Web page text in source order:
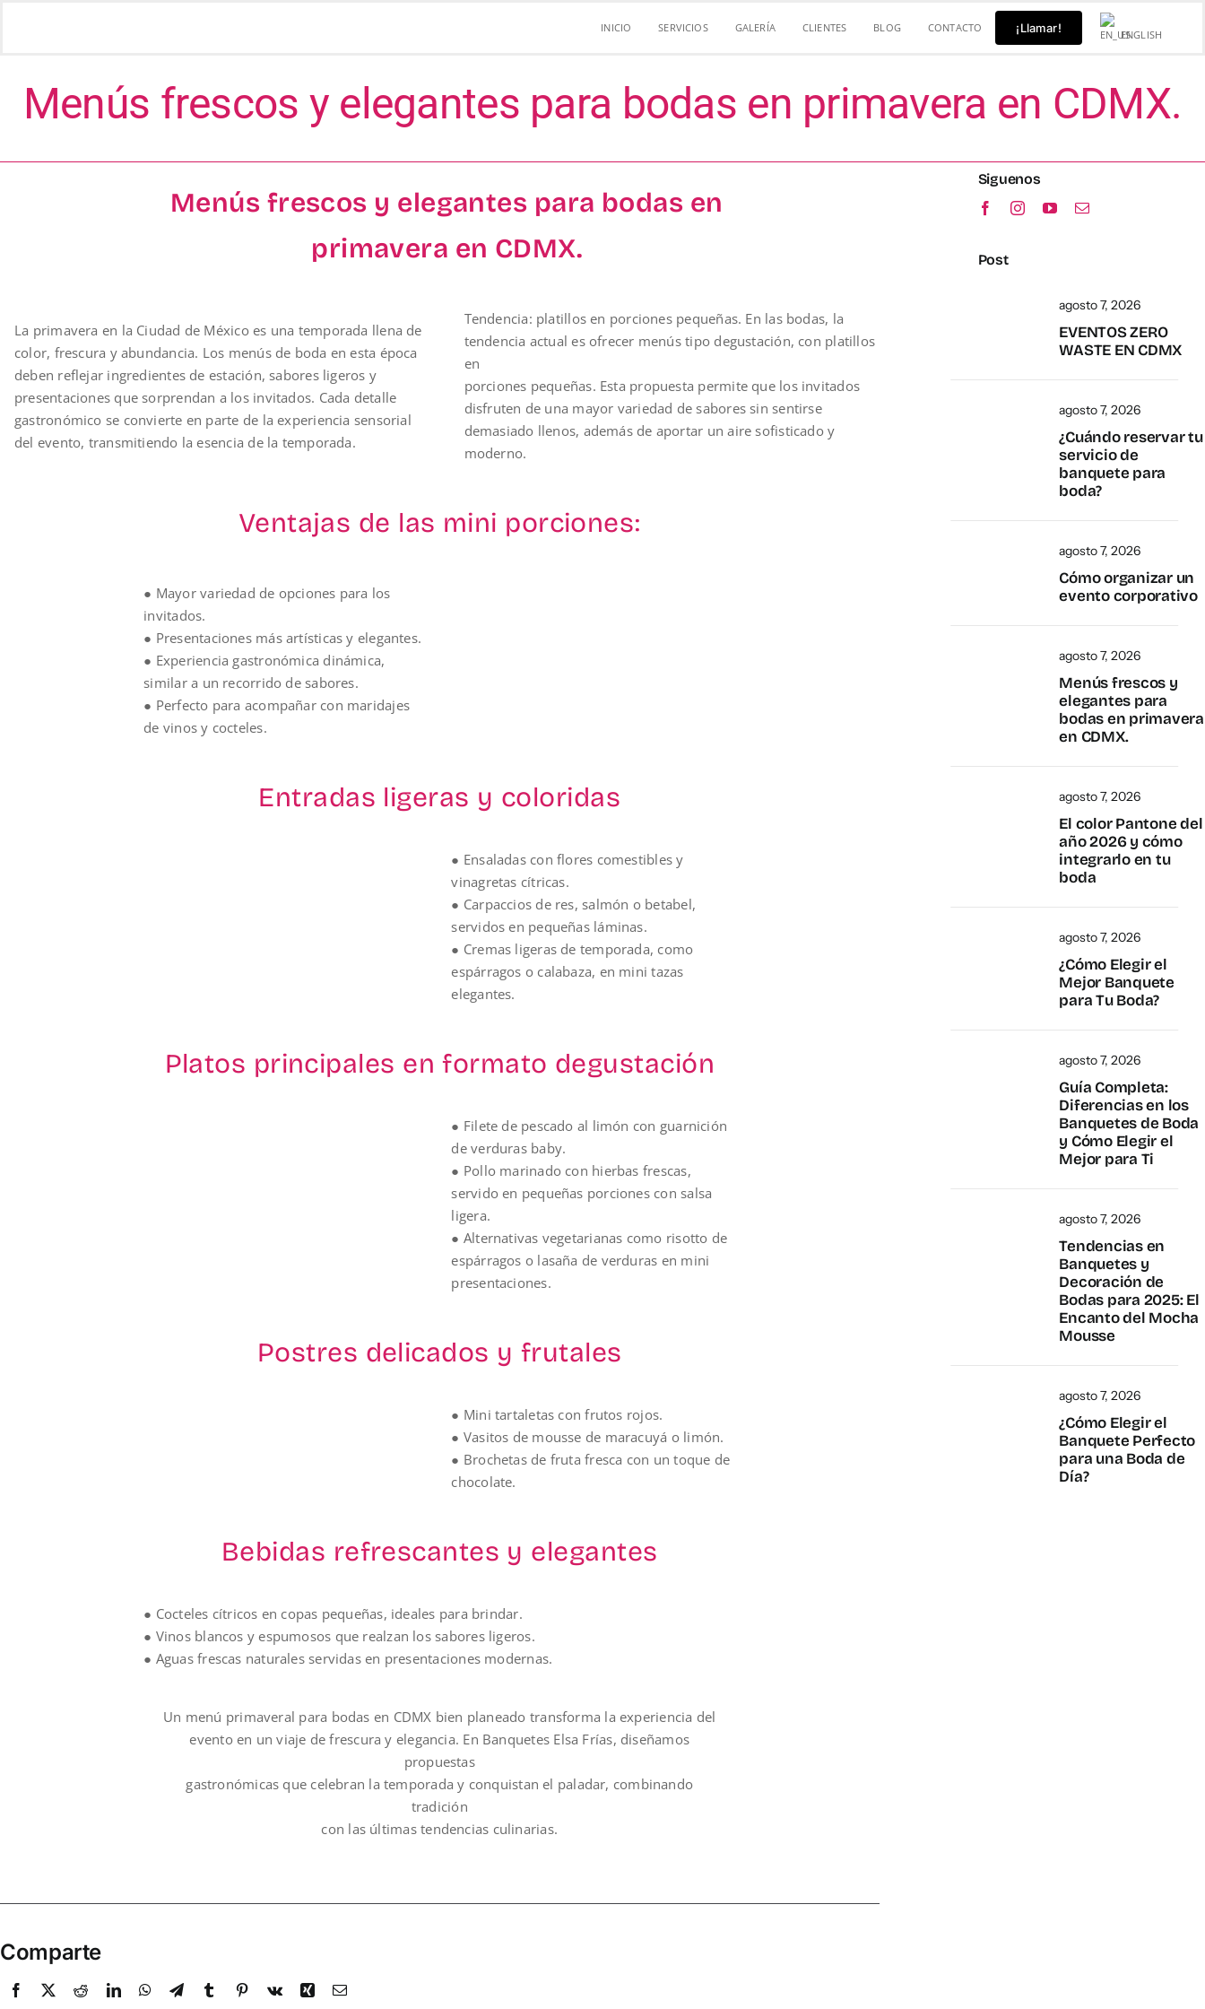
INICIO SERVICIOS GALERÍA CLIENTES BLOG CONTACTO ¡Llamar! ENGLISH
Menús frescos y elegantes para bodas en primavera en CDMX.
Menús frescos y elegantes para bodas en
primavera en CDMX.
La primavera en la Ciudad de México es una temporada llena de
color, frescura y abundancia. Los menús de boda en esta época
deben reflejar ingredientes de estación, sabores ligeros y
presentaciones que sorprendan a los invitados. Cada detalle
gastronómico se convierte en parte de la experiencia sensorial
del evento, transmitiendo la esencia de la temporada.
Tendencia: platillos en porciones pequeñas. En las bodas, la
tendencia actual es ofrecer menús tipo degustación, con platillos
en
porciones pequeñas. Esta propuesta permite que los invitados
disfruten de una mayor variedad de sabores sin sentirse
demasiado llenos, además de aportar un aire sofisticado y
moderno.
Ventajas de las mini porciones:
● Mayor variedad de opciones para los
invitados.
● Presentaciones más artísticas y elegantes.
● Experiencia gastronómica dinámica,
similar a un recorrido de sabores.
● Perfecto para acompañar con maridajes
de vinos y cocteles.
Entradas ligeras y coloridas
● Ensaladas con flores comestibles y
vinagretas cítricas.
● Carpaccios de res, salmón o betabel,
servidos en pequeñas láminas.
● Cremas ligeras de temporada, como
espárragos o calabaza, en mini tazas
elegantes.
Platos principales en formato degustación
● Filete de pescado al limón con guarnición
de verduras baby.
● Pollo marinado con hierbas frescas,
servido en pequeñas porciones con salsa
ligera.
● Alternativas vegetarianas como risotto de
espárragos o lasaña de verduras en mini
presentaciones.
Postres delicados y frutales
● Mini tartaletas con frutos rojos.
● Vasitos de mousse de maracuyá o limón.
● Brochetas de fruta fresca con un toque de
chocolate.
Bebidas refrescantes y elegantes
● Cocteles cítricos en copas pequeñas, ideales para brindar.
● Vinos blancos y espumosos que realzan los sabores ligeros.
● Aguas frescas naturales servidas en presentaciones modernas.
Un menú primaveral para bodas en CDMX bien planeado transforma la experiencia del
evento en un viaje de frescura y elegancia. En Banquetes Elsa Frías, diseñamos
propuestas
gastronómicas que celebran la temporada y conquistan el paladar, combinando
tradición
con las últimas tendencias culinarias.
Comparte
Siguenos
Post
agosto 7, 2026
EVENTOS ZERO
WASTE EN CDMX
agosto 7, 2026
¿Cuándo reservar tu
servicio de
banquete para
boda?
agosto 7, 2026
Cómo organizar un
evento corporativo
agosto 7, 2026
Menús frescos y
elegantes para
bodas en primavera
en CDMX.
agosto 7, 2026
El color Pantone del
año 2026 y cómo
integrarlo en tu
boda
agosto 7, 2026
¿Cómo Elegir el
Mejor Banquete
para Tu Boda?
agosto 7, 2026
Guía Completa:
Diferencias en los
Banquetes de Boda
y Cómo Elegir el
Mejor para Ti
agosto 7, 2026
Tendencias en
Banquetes y
Decoración de
Bodas para 2025: El
Encanto del Mocha
Mousse
agosto 7, 2026
¿Cómo Elegir el
Banquete Perfecto
para una Boda de
Día?